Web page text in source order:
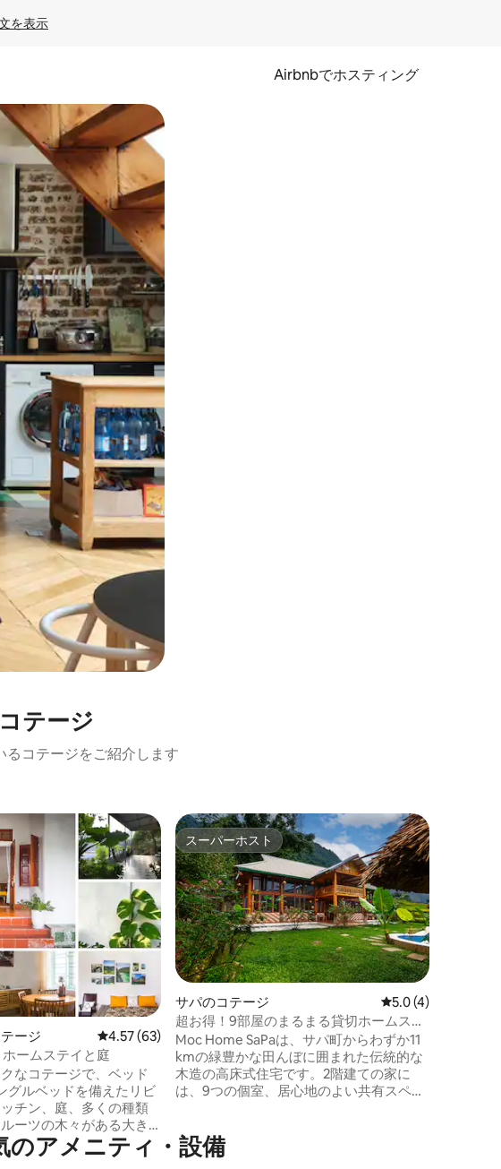
を表示
Airbnbでホスティング
を確認することができます。
テージ
るコテージをご紹介します
星の平均評価
ージ レビュー63件、5つ星中4.57つ星の平均評価
4.57 (63)
ームステイと庭
なコテージで、ベッド
グルベッドを備えたリビ
チン、庭、多くの種類
ーツの木々がある大き
ライベートハウスを提
な丘の上の静かな小さな
スーパーホスト
スーパーホスト
サパのコテージ レビュー4件、5つ
5.0 (4)
超お得！9部屋のまるまる貸切ホームステ
イ、静かで快適
Moc Home SaPaは、サパ町からわずか11
kmの緑豊かな田んぼに囲まれた伝統的な
木造の高床式住宅です。2階建ての家に
は、9つの個室、居心地のよい共有スペー
あります。外には小さなプールと緑豊か
な庭園があり、新鮮な山の空気の中でリ
アメニティ・設備